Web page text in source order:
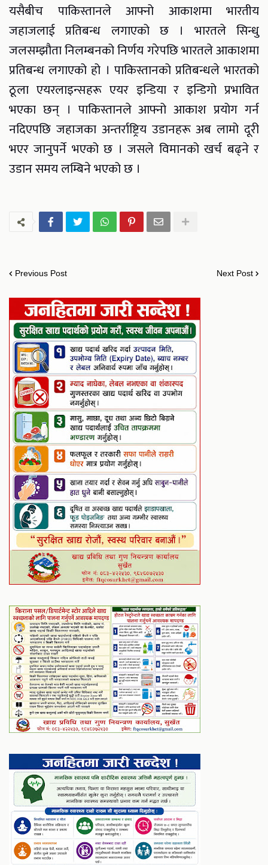
यसैबीच पाकिस्तानले आफ्नो आकाशमा भारतीय
जहाजलाई प्रतिबन्ध लगाएको छ । भारतले सिन्धु
जलसम्झौता निलम्बनको निर्णय गरेपछि भारतले आकाशमा
प्रतिबन्ध लगाएको हो । पाकिस्तानको प्रतिबन्धले भारतको
ठूला एयरलाइन्सहरू एयर इन्डिया र इन्डिगो प्रभावित
भएका छन् । पाकिस्तानले आफ्नो आकाश प्रयोग गर्न
नदिएपछि जहाजका अन्तर्राष्ट्रिय उडानहरू अब लामो दूरी
भएर जानुपर्ने भएको छ । जसले विमानको खर्च बढ्ने र
उडान समय लम्बिने भएको छ ।
Previous Post Next Post